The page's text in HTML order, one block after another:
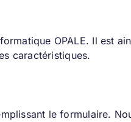
OPALE. Il est
caractéristiques.
le formulaire.